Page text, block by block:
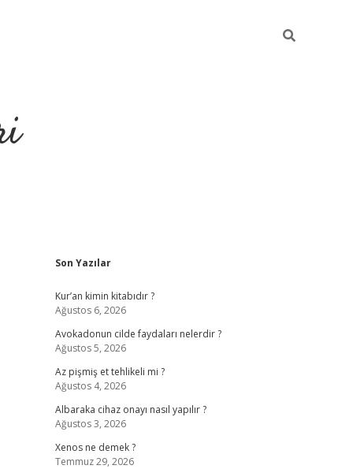
Sidebar
Son Yazılar
Kur’an kimin kitabıdır ?
Ağustos 6, 2026
Avokadonun cilde faydaları nelerdir ?
Ağustos 5, 2026
Az pişmiş et tehlikeli mi ?
Ağustos 4, 2026
Albaraka cihaz onayı nasıl yapılır ?
Ağustos 3, 2026
Xenos ne demek ?
Temmuz 29, 2026